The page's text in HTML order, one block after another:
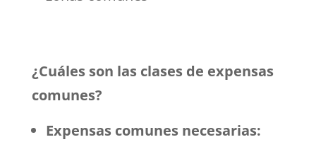
¿Cuáles son las clases de expensas
comunes?
Expensas comunes necesarias: